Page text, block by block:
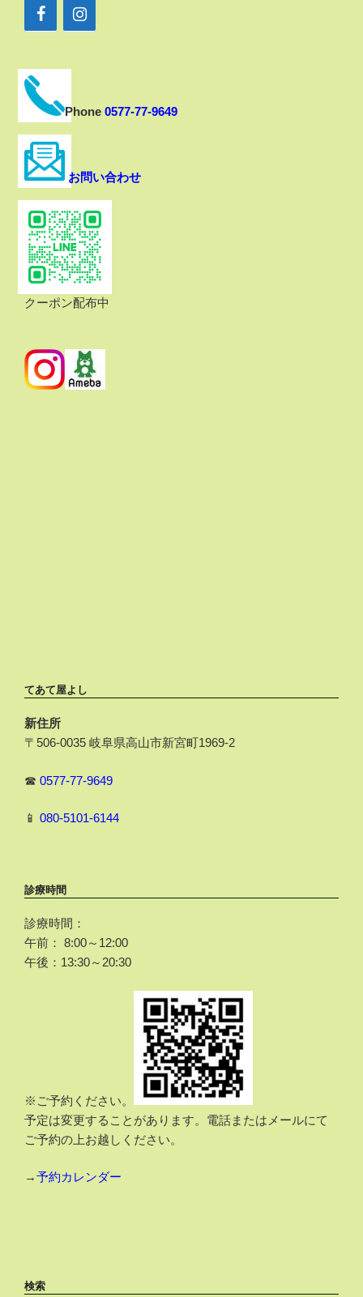
Phone 0577-77-9649
お問い合わせ
クーポン配布中
てあて屋よし
新住所
〒506-0035 岐阜県高山市新宮町1969-2
☎ 0577-77-9649
📱 080-5101-6144
診療時間
診療時間：
午前： 8:00～12:00
午後：13:30～20:30
※ご予約ください。
予定は変更することがあります。電話またはメールにて
ご予約の上お越しください。
→予約カレンダー
検索